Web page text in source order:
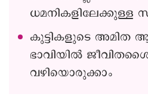
ധമനികളിലേക്കുള്ള
കുട്ടികളുടെ അമിത
ഭാവിയിൽ
വഴിയൊരുക്കാം